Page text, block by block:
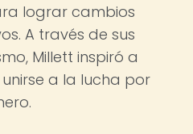
lograr cambios
A través de sus
Millett inspiró a
a la lucha por